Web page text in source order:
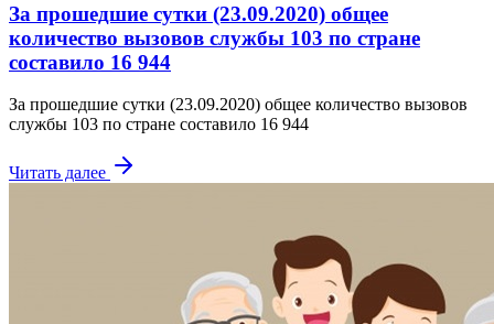
За прошедшие сутки (23.09.2020) общее
количество вызовов службы 103 по стране
составило 16 944
За прошедшие сутки (23.09.2020) общее количество вызовов
службы 103 по стране составило 16 944
Читать далее